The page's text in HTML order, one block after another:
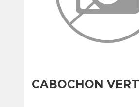
CABOCHON VERT